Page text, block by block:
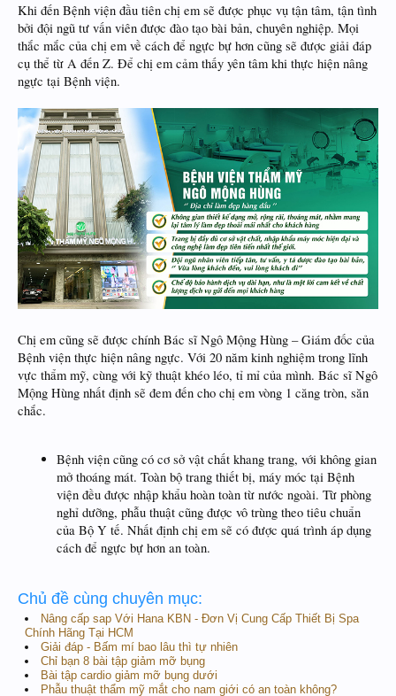
Khi đến Bệnh viện đầu tiên chị em sẽ được phục vụ tận tâm, tận tình
bởi đội ngũ tư vấn viên được đào tạo bài bản, chuyên nghiệp. Mọi
thắc mắc của chị em về cách để ngực bự hơn cũng sẽ được giải đáp
cụ thể từ A đến Z. Để chị em cảm thấy yên tâm khi thực hiện nâng
ngực tại Bệnh viện.
Chị em cũng sẽ được chính Bác sĩ Ngô Mộng Hùng – Giám đốc của
Bệnh viện thực hiện nâng ngực. Với 20 năm kinh nghiệm trong lĩnh
vực thẩm mỹ, cùng với kỹ thuật khéo léo, tỉ mỉ của mình. Bác sĩ Ngô
Mộng Hùng nhất định sẽ đem đến cho chị em vòng 1 căng tròn, săn
chắc.
Bệnh viện cũng có cơ sở vật chất khang trang, với không gian
mở thoáng mát. Toàn bộ trang thiết bị, máy móc tại Bệnh
viện đều được nhập khẩu hoàn toàn từ nước ngoài. Từ phòng
nghỉ dưỡng, phẫu thuật cũng được vô trùng theo tiêu chuẩn
của Bộ Y tế. Nhất định chị em sẽ có được quá trình áp dụng
cách để ngực bự hơn an toàn.
Chủ đề cùng chuyên mục:
Nâng cấp sap Với Hana KBN - Đơn Vị Cung Cấp Thiết Bị Spa
Chính Hãng Tại HCM
Giải đáp - Bấm mí bao lâu thì tự nhiên
Chỉ bạn 8 bài tập giảm mỡ bụng
Bài tập cardio giảm mỡ bụng dưới
Phẫu thuật thẩm mỹ mắt cho nam giới có an toàn không?